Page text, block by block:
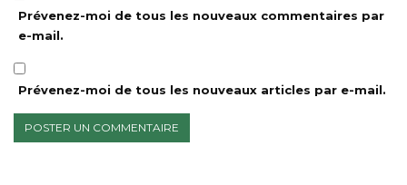
Prévenez-moi de tous les nouveaux commentaires par
e-mail.
Prévenez-moi de tous les nouveaux articles par e-mail.